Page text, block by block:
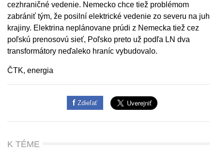
cezhraničné vedenie. Nemecko chce tiež problémom
zabrániť tým, že posilní elektrické vedenie zo severu na juh
krajiny. Elektrina neplánovane prúdi z Nemecka tiež cez
poľskú prenosovú sieť, Poľsko preto už podľa LN dva
transformátory neďaleko hraníc vybudovalo.
ČTK, energia
Zdieľať
K TÉME